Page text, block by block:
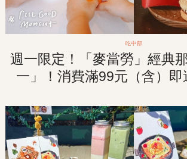
吃中部
週一限定！「麥當勞」經典
一」！消費滿99元（含）